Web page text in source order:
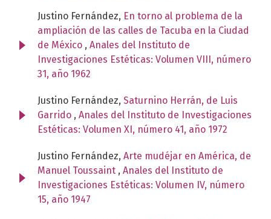
Justino Fernández, En torno al problema de la
ampliación de las calles de Tacuba en la Ciudad
de México , Anales del Instituto de
Investigaciones Estéticas: Volumen VIII, número
31, año 1962
Justino Fernández, Saturnino Herrán, de Luis
Garrido , Anales del Instituto de Investigaciones
Estéticas: Volumen XI, número 41, año 1972
Justino Fernández, Arte mudéjar en América, de
Manuel Toussaint , Anales del Instituto de
Investigaciones Estéticas: Volumen IV, número
15, año 1947